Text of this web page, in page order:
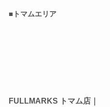
■トマムエリア
FULLMARKS トマム店｜